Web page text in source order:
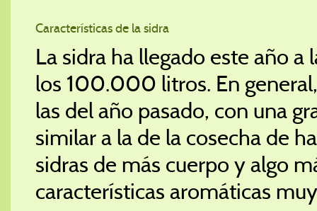
Características de la sidra
La sidra ha llegado este año a
los 100.000 litros. En
las del año pasado, con una
similar a la de la cosecha de
sidras de más cuerpo y algo
características aromáticas